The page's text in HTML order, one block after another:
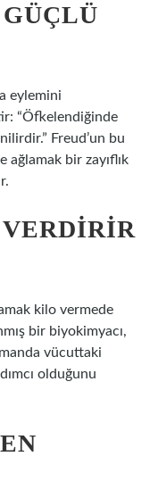
eylemini
“Öfkelendiğinde
Freud’un bu
ağlamak bir zayıflık
kilo vermede
bir biyokimyacı,
vücuttaki
olduğunu